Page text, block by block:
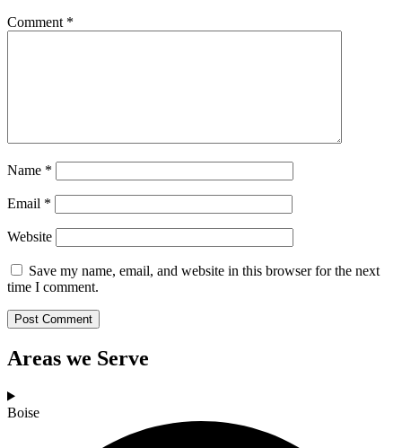
Comment *
Name *
Email *
Website
Save my name, email, and website in this browser for the next
time I comment.
Areas we Serve
Boise